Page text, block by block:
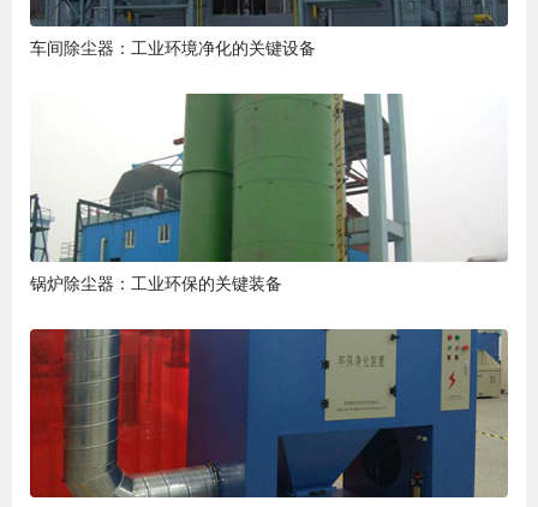
车间除尘器：工业环境净化的关键设备
锅炉除尘器：工业环保的关键装备